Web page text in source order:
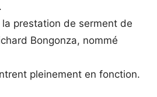
prestation de serment de
Bongonza, nommé
pleinement en fonction.